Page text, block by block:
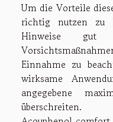
Um die Vorteile
richtig nutzen zu
Hinweise
Einnahme zu
wirksame
angegebene
überschreiten.